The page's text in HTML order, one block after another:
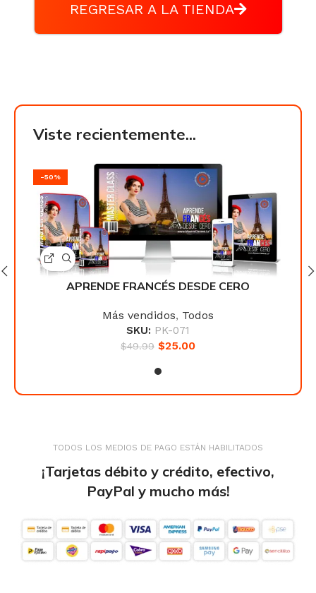
REGRESAR A LA TIENDA
Viste recientemente...
-50%
APRENDE FRANCÉS DESDE CERO
Más vendidos, Todos
SKU: PK-071
$49.99 $25.00
TODOS LOS MEDIOS DE PAGO ESTÁN HABILITADOS
¡Tarjetas débito y crédito, efectivo,
PayPal y mucho más!